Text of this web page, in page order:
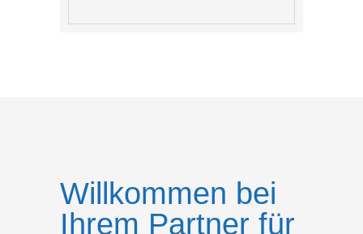
Willkommen bei
Ihrem Partner für